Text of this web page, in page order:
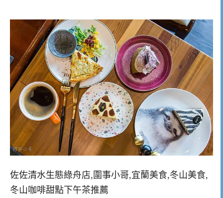
佐佐清水生態綠舟店,圍事小哥,宜蘭美食,冬山美食,
冬山咖啡甜點下午茶推薦